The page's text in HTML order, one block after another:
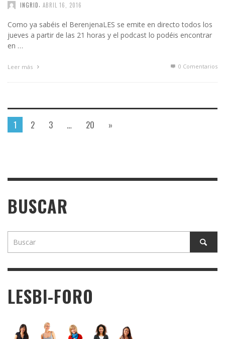
INGRID ABRIL 16, 2016
Como ya sabéis el BerenjenaLES se emite en directo todos los
jueves a partir de las 21 horas y el podcast lo podéis encontrar
en …
Leer más 0 Comentarios
1 2 3 … 20 »
BUSCAR
LESBI-FORO